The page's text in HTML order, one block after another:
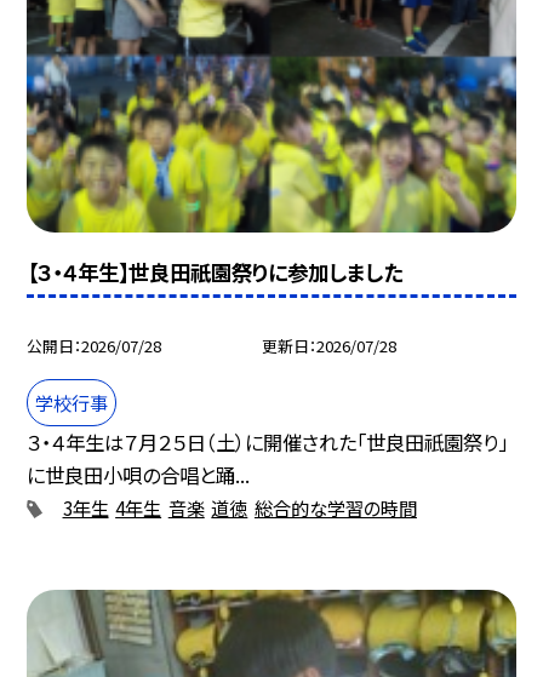
【３・４年生】世良田祇園祭りに参加しました
公開日 2026/07/28 更新日 2026/07/28
学校行事
３・４年生は７月２５日（土）に開催された「世良田祇園祭り」
に世良田小唄の合唱と踊...
3年生 4年生 音楽 道徳 総合的な学習の時間